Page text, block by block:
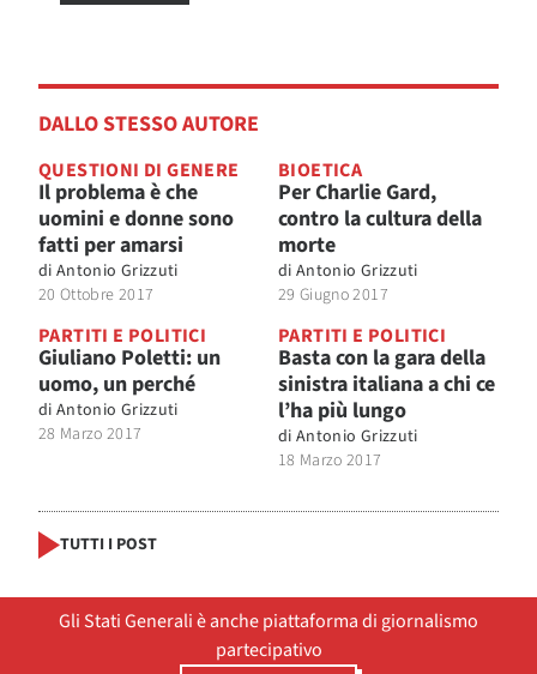
DALLO STESSO AUTORE
QUESTIONI DI GENERE
Il problema è che
uomini e donne sono
fatti per amarsi
di Antonio Grizzuti
20 Ottobre 2017
BIOETICA
Per Charlie Gard,
contro la cultura della
morte
di Antonio Grizzuti
29 Giugno 2017
PARTITI E POLITICI
Giuliano Poletti: un
uomo, un perché
di Antonio Grizzuti
28 Marzo 2017
PARTITI E POLITICI
Basta con la gara della
sinistra italiana a chi ce
l’ha più lungo
di Antonio Grizzuti
18 Marzo 2017
TUTTI I POST
Gli Stati Generali è anche piattaforma di giornalismo
partecipativo